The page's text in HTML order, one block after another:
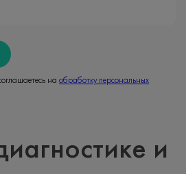
на обработку персональных
и